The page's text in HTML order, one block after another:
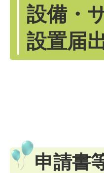
設備・
設置届
申請書